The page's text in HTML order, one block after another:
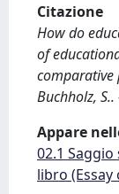
Citazione
How do
of
comparative
Buchholz,
Appare
02.1
libro